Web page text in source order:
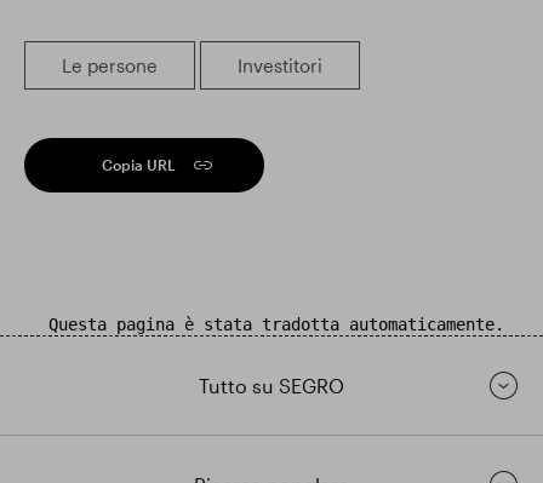
Le persone Investitori
Copia URL
Questa pagina è stata tradotta automaticamente.
Tutto su SEGRO